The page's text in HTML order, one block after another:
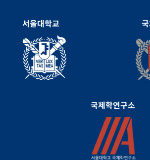
서울대학교
국제학연구소